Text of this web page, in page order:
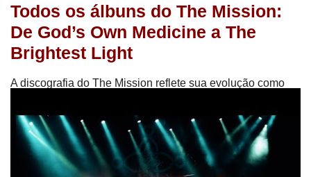
Todos os álbuns do The Mission:
De God’s Own Medicine a The
Brightest Light
A discografia do The Mission reflete sua evolução como
God’s Own Medicine (1986):
Este álbum de estreia
apresenta o som épico e emotivo da banda. “Stay
With Me”, “Wasteland” e “Severina” se tornaram